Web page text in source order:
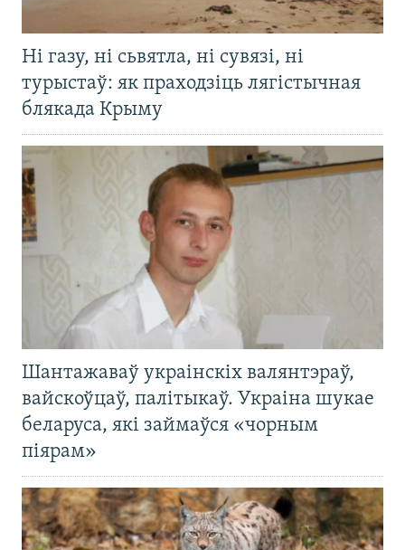
Ні газу, ні сьвятла, ні сувязі, ні
турыстаў: як праходзіць лягістычная
блякада Крыму
Шантажаваў украінскіх валянтэраў,
вайскоўцаў, палітыкаў. Украіна шукае
беларуса, які займаўся «чорным
піярам»